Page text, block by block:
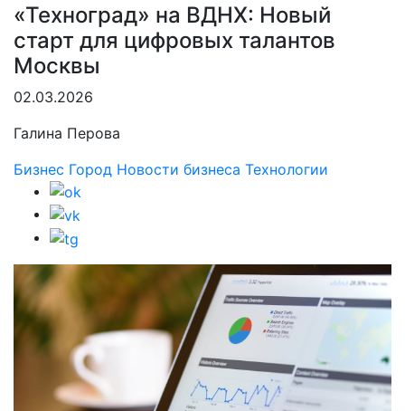
«Техноград» на ВДНХ: Новый
старт для цифровых талантов
Москвы
02.03.2026
Галина Перова
Бизнес Город Новости бизнеса Технологии